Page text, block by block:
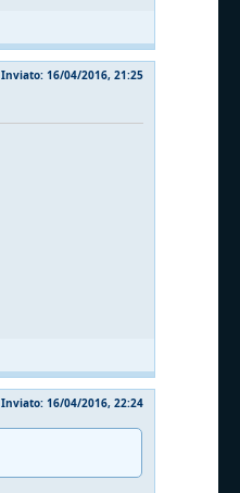
Inviato: 16/04/2016, 21:25
Inviato: 16/04/2016, 22:24